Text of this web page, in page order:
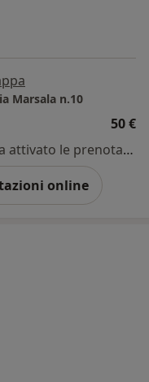
Marsala n.10
50 €
Questo dottore non ha ancora attivato le prenotazioni online presso questo indirizzo.
online